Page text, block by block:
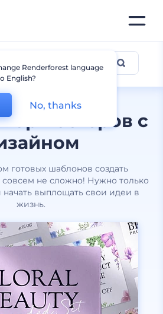
постеров с
готовых шаблонов создать
не сложно! Нужно только
начать выплощать свои идеи в
жизнь.
Renderforest language
English?
No, thanks